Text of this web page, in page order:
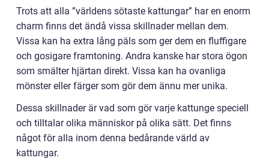
Trots att alla ”världens sötaste kattungar” har en enorm
charm finns det ändå vissa skillnader mellan dem.
Vissa kan ha extra lång päls som ger dem en fluffigare
och gosigare framtoning. Andra kanske har stora ögon
som smälter hjärtan direkt. Vissa kan ha ovanliga
mönster eller färger som gör dem ännu mer unika.
Dessa skillnader är vad som gör varje kattunge speciell
och tilltalar olika människor på olika sätt. Det finns
något för alla inom denna bedårande värld av
kattungar.